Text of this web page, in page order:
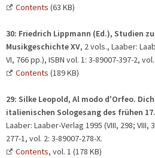
Contents (63 KB)
30: Friedrich Lippmann (Ed.), Studien
Musikgeschichte XV, 2 vols., Laaber:
VI, 766 pp.), ISBN vol. 1: 3-89007-397-2,
Contents (189 KB)
29: Silke Leopold, Al modo d'Orfeo.
italienischen Sologesang des frühen
Laaber: Laaber-Verlag 1995 (VIII, 298; VIII,
277-1, vol. 2: 3-89007-278-X.
Contents, vol. 1 (178 KB)